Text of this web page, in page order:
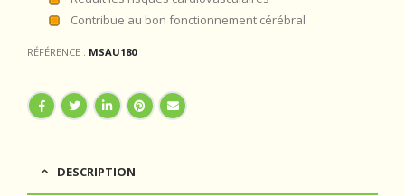
Contribue au bon fonctionnement cérébral
RÉFÉRENCE : MSAU180
DESCRIPTION